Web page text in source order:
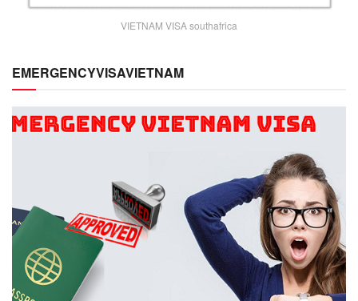
VIETNAM VISA southafrica
EMERGENCYVISAVIETNAM